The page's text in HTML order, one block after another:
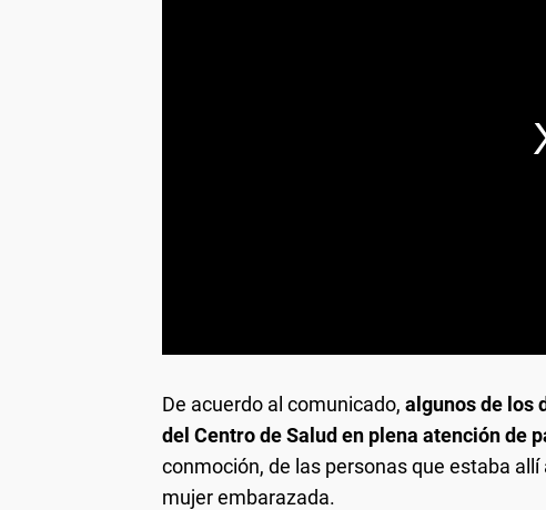
De acuerdo al comunicado, algunos de los
del Centro de Salud en plena atención de
conmoción, de las personas que estaba
mujer embarazada.